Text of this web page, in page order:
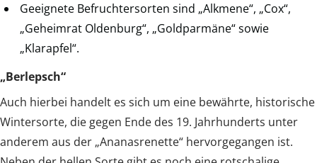
Geeignete Befruchtersorten sind „Alkmene“, „Cox“,
„Geheimrat Oldenburg“, „Goldparmäne“ sowie
„Klarapfel“.
„Berlepsch“
Auch hierbei handelt es sich um eine bewährte, historische
Wintersorte, die gegen Ende des 19. Jahrhunderts unter
anderem aus der „Ananasrenette“ hervorgegangen ist.